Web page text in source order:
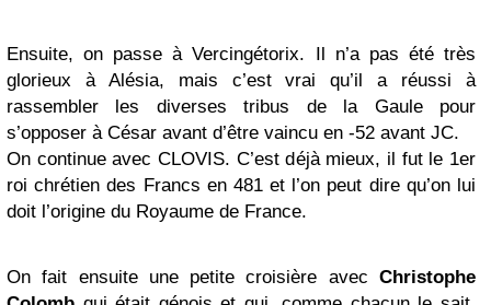
Ensuite, on passe à Vercingétorix. Il n’a pas été très
glorieux à Alésia, mais c’est vrai qu’il a réussi à
rassembler les diverses tribus de la Gaule pour
s’opposer à César avant d’être vaincu en -52 avant JC.
On continue avec CLOVIS. C’est déjà mieux, il fut le 1er
roi chrétien des Francs en 481 et l’on peut dire qu’on lui
doit l’origine du Royaume de France.
On fait ensuite une petite croisière avec Christophe